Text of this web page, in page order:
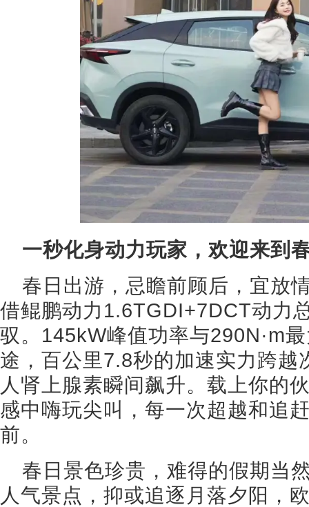
一秒化身动力玩家，欢迎来到
春日出游，忌瞻前顾后，宜放
借鲲鹏动力1.6TGDI+7DCT动力
驭。145kW峰值功率与290N·m
途，百公里7.8秒的加速实力跨越
人肾上腺素瞬间飙升。载上你的
感中嗨玩尖叫，每一次超越和追
前。
春日景色珍贵，难得的假期当
人气景点，抑或追逐月落夕阳，